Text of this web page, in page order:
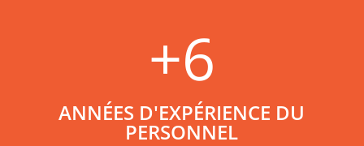
+6
ANNÉES D'EXPÉRIENCE DU
PERSONNEL